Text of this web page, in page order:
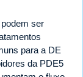
ser
para a DE
da PDE5